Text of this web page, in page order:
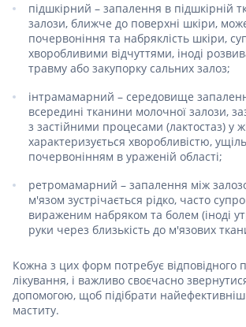
підшкірний – запалення в підшкірній
залози, ближче до поверхні шкіри,
почервоніння та набряклість шкіри,
хворобливими відчуттями, іноді
травму або закупорку сальних залоз;
інтрамамарний – середовище
всередині тканини молочної залози,
з застійними процесами (лактостаз) у
характеризується хворобливістю,
почервонінням в ураженій області;
ретромамарний – запалення між
м'язом зустрічається рідко, часто
вираженим набряком та болем (іноді
руки через близькість до м'язових
Кожна з цих форм потребує відповідного
лікування, і важливо своєчасно
допомогою, щоб підібрати
маститу.